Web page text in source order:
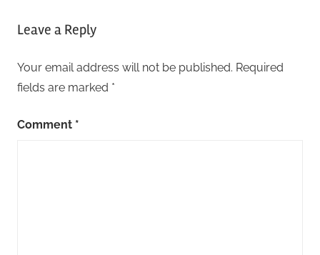
Leave a Reply
Your email address will not be published. Required
fields are marked *
Comment *